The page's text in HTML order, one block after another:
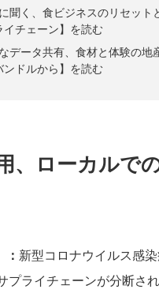
聞く、食ビジネスのリセッ
チェーン】を読む
データ共有、食材と体験の
ドルから】を読む
、ローカルで
新型コロナウイルス感
ライチェーンが分断され